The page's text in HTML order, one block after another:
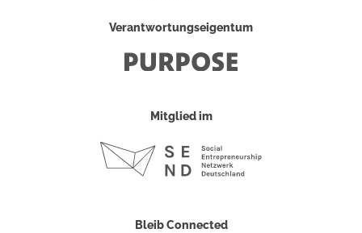
Verantwortungseigentum
Mitglied im
Bleib Connected